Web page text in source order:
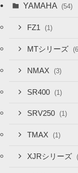
YAMAHA (54)
FZ1 (1)
MTシリーズ
NMAX (3)
SR400 (1)
SRV250 (1)
TMAX (1)
XJRシリーズ